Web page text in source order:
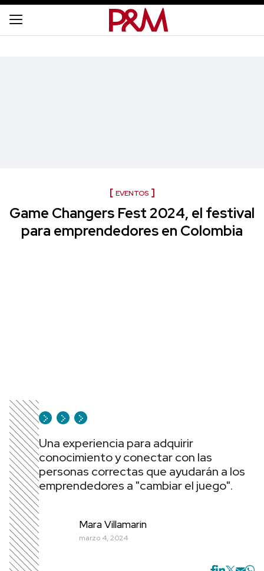
EVENTOS
Game Changers Fest 2024, el festival
para emprendedores en Colombia
Una experiencia para adquirir
conocimiento y conectar con las
personas correctas que ayudarán a los
emprendedores a "cambiar el juego".
Mara Villamarin
marzo 4, 2024